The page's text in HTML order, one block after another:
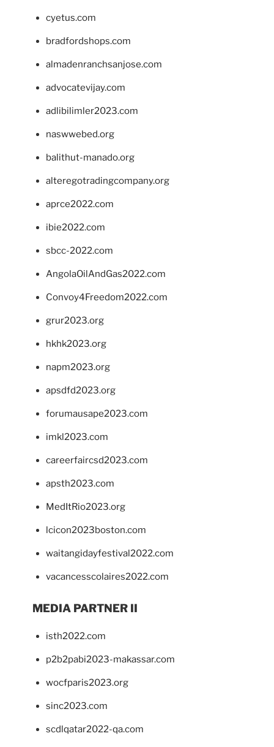
cyetus.com
bradfordshops.com
almadenranchsanjose.com
advocatevijay.com
adlibilimler2023.com
naswwebed.org
balithut-manado.org
alteregotradingcompany.org
aprce2022.com
ibie2022.com
sbcc-2022.com
AngolaOilAndGas2022.com
Convoy4Freedom2022.com
grur2023.org
hkhk2023.org
napm2023.org
apsdfd2023.org
forumausape2023.com
imkl2023.com
careerfaircsd2023.com
apsth2023.com
MedItRio2023.org
lcicon2023boston.com
waitangidayfestival2022.com
vacancesscolaires2022.com
MEDIA PARTNER II
isth2022.com
p2b2pabi2023-makassar.com
wocfparis2023.org
sinc2023.com
scdlqatar2022-qa.com